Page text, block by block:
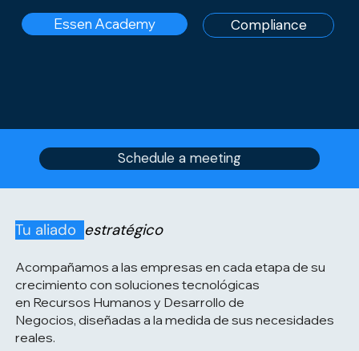
Essen Academy Compliance
Schedule a meeting
Tu aliado estratégico
Acompañamos a las empresas en cada etapa de su
crecimiento con soluciones tecnológicas
en Recursos Humanos y Desarrollo de
Negocios, diseñadas a la medida de sus necesidades
reales.